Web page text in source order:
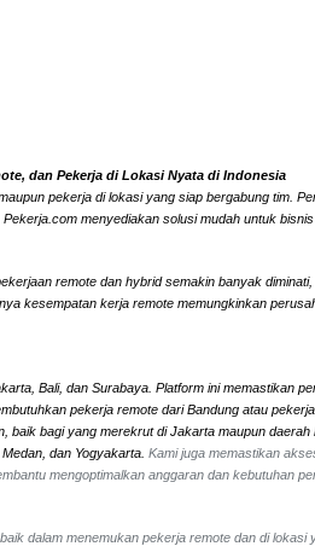
dan Pekerja di Lokasi Nyata di Indonesia
pekerja di lokasi yang siap bergabung tim.
menyediakan solusi mudah untuk
remote dan hybrid semakin banyak
kesempatan kerja remote memungkinkan
Bali, dan Surabaya. Platform ini memastikan
pekerja remote dari Bandung atau
bagi yang merekrut di Jakarta maupun
dan Yogyakarta. Kami juga memastikan
mengoptimalkan anggaran dan kebutuhan
dalam menemukan pekerja remote dan di